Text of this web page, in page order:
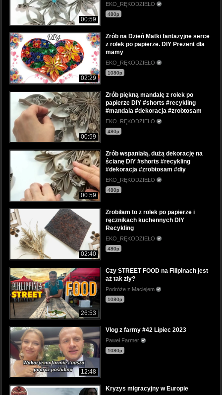
00:59
EKO_RĘKODZIEŁO
480p
02:29
Zrób na Dzień Matki fantazyjne serce
z rolek po papierze. DIY Prezent dla
mamy
EKO_RĘKODZIEŁO
1080p
00:59
Zrób piękną mandalę z rolek po
papierze DIY #shorts #recykling
#mandala #dekoracja #zrobtosam
EKO_RĘKODZIEŁO
480p
00:59
Zrób wspaniałą, dużą dekorację na
ścianę DIY #shorts #recykling
#dekoracja #zrobtosam #diy
EKO_RĘKODZIEŁO
480p
02:40
Zrobiłam to z rolek po papierze i
ręcznikach kuchennych DIY
Recykling
EKO_RĘKODZIEŁO
480p
26:53
Czy STREET FOOD na Filipinach jest
aż tak zły?
Podróże z Maciejem
1080p
12:48
Vlog z farmy #42 Lipiec 2023
Paweł Farmer
1080p
Kryzys migracyjny w Europie